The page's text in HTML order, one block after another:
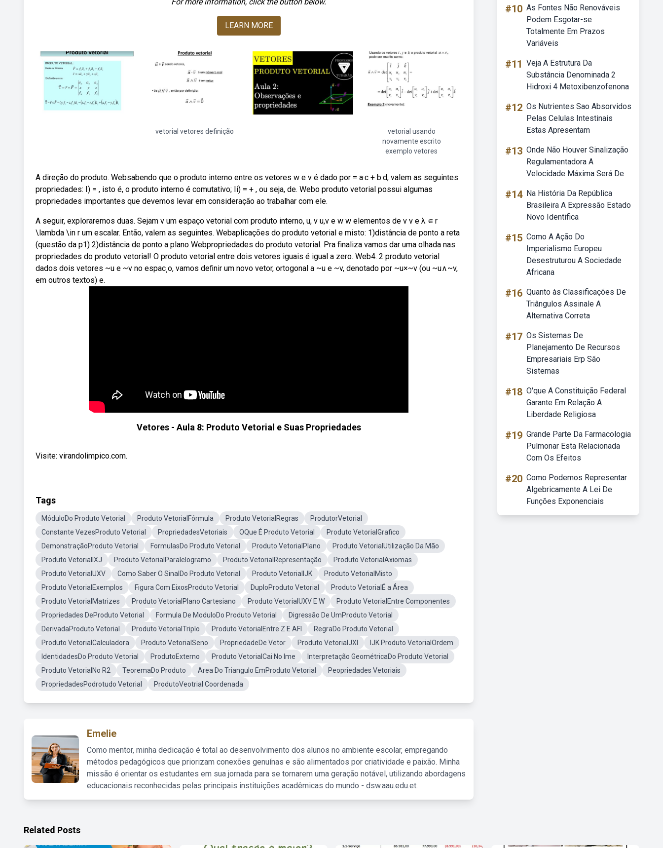
LEARN MORE
vetorial vetores definição
vetorial usando
novamente escrito
exemplo vetores
A direção do produto. Websabendo que o produto interno entre os vetores w e v é dado por = a·c + b·d, valem as seguintes
propriedades: I) = , isto é, o produto interno é comutativo; Ii) = + , ou seja, de. Webo produto vetorial possui algumas
propriedades importantes que devemos levar em consideração ao trabalhar com ele.
A seguir, exploraremos duas. Sejam v um espaço vetorial com produto interno, u, v u,v e w w elementos de v v e λ ∊ r
\lambda \in r um escalar. Então, valem as seguintes. Webaplicações do produto vetorial e misto: 1)distância de ponto a reta
(questão da p1) 2)distância de ponto a plano Webpropriedades do produto vetorial. Pra finaliza vamos dar uma olhada nas
propriedades do produto vetorial! O produto vetorial entre dois vetores iguais é igual a zero. Web4. 2 produto vetorial
dados dois vetores ~u e ~v no espac¸o, vamos deﬁnir um novo vetor, ortogonal a ~u e ~v, denotado por ~u×~v (ou ~u∧~v,
em outros textos) e.
Vetores - Aula 8: Produto Vetorial e Suas Propriedades
Visite: virandolimpico.com.
Tags
MóduloDo Produto Vetorial Produto VetorialFórmula Produto VetorialRegras
ProdutorVetorial
Constante VezesProduto Vetorial
PropriedadesVetoriais OQue É Produto Vetorial
Produto VetorialGrafico
DemonstraçãoProduto Vetorial
FormulasDo Produto Vetorial Produto VetorialPlano
Produto VetorialUtilização Da Mão
Produto VetorialIXJ
Produto VetorialParalelogramo Produto VetorialRepresentação
Produto VetorialAxiomas
Produto VetorialUXV
Como Saber O SinalDo Produto Vetorial Produto VetorialIJK
Produto VetorialMisto
Produto VetorialExemplos
Figura Com EixosProduto Vetorial DuploProduto Vetorial
Produto VetorialÉ a Área
Produto VetorialMatrizes
Produto VetorialPlano Cartesiano Produto VetorialUXV E W
Produto VetorialEntre Componentes
Propriedades DeProduto Vetorial
Formula De ModuloDo Produto Vetorial
Digressão De UmProduto Vetorial
DerivadaProduto Vetorial
Produto VetorialTriplo Produto VetorialEntre Z E AFI
RegraDo Produto Vetorial
Produto VetorialCalculadora
Produto VetorialSeno PropriedadeDe Vetor Produto VetorialJXI
IJK Produto VetorialOrdem
IdentidadesDo Produto Vetorial
ProdutoExterno Produto VetorialCai No Ime
Interpretação GeométricaDo Produto Vetorial
Produto VetorialNo R2
TeoremaDo Produto Area Do Triangulo EmProduto Vetorial
Peopriedades Vetoriais
PropriedadesPodrotudo Vetorial
ProdutoVeotrial Coordenada
Emelie
Como mentor, minha dedicação é total ao desenvolvimento dos alunos no ambiente escolar, empregando
métodos pedagógicos que priorizam conexões genuínas e são alimentados por criatividade e paixão. Minha
missão é orientar os estudantes em sua jornada para se tornarem uma geração notável, utilizando abordagens
educacionais reconhecidas pelas principais instituições acadêmicas do mundo - dsw.aau.edu.et.
#10 As Fontes Não Renováveis
Podem Esgotar-se
Totalmente Em Prazos
Variáveis
#11 Veja A Estrutura Da
Substância Denominada 2
Hidroxi 4 Metoxibenzofenona
#12 Os Nutrientes Sao Absorvidos
Pelas Celulas Intestinais
Estas Apresentam
#13 Onde Não Houver Sinalização
Regulamentadora A
Velocidade Máxima Será De
#14 Na História Da República
Brasileira A Expressão Estado
Novo Identifica
#15 Como A Ação Do
Imperialismo Europeu
Desestruturou A Sociedade
Africana
#16 Quanto às Classificações De
Triângulos Assinale A
Alternativa Correta
#17 Os Sistemas De
Planejamento De Recursos
Empresariais Erp São
Sistemas
#18 O'que A Constituição Federal
Garante Em Relação A
Liberdade Religiosa
#19 Grande Parte Da Farmacologia
Pulmonar Esta Relacionada
Com Os Efeitos
#20 Como Podemos Representar
Algebricamente A Lei De
Funções Exponenciais
Related Posts